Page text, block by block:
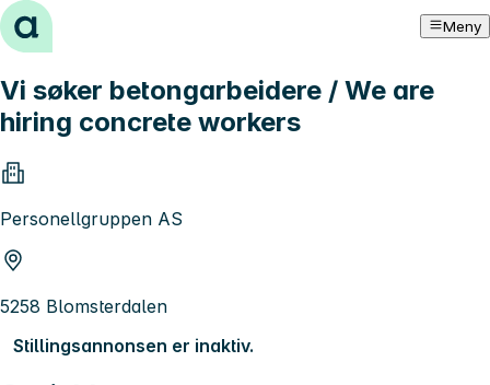
Hopp til innhold Meny
Vi søker betongarbeidere / We are
hiring concrete workers
Personellgruppen AS
5258 Blomsterdalen
Stillingsannonsen er inaktiv.